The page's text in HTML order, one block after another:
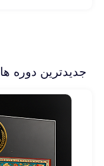
جدیدترین دوره ها